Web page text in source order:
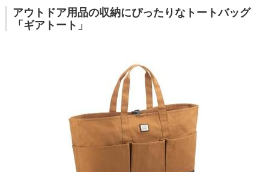
アウトドア用品の収納にぴったりなトートバッグ
「ギアトート」